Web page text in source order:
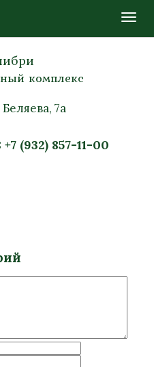
комплекс
7а
+7 (932) 857-11-00